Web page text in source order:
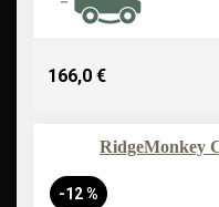
166,0 €
RidgeMonkey
-12 %